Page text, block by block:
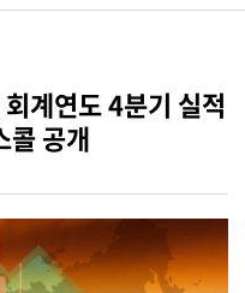
계연도 4분기 실적
콜 공개